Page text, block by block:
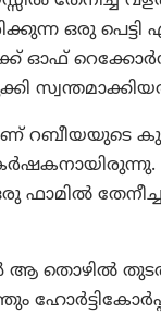
ഒരു
ഓഫ്
റബീയയുടെ
തൊഴിൽ